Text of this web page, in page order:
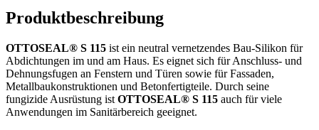
Produktbeschreibung
OTTOSEAL® S 115 ist ein neutral vernetzendes Bau-Silikon für
Abdichtungen im und am Haus. Es eignet sich für Anschluss- und
Dehnungsfugen an Fenstern und Türen sowie für Fassaden,
Metallbaukonstruktionen und Betonfertigteile. Durch seine
fungizide Ausrüstung ist OTTOSEAL® S 115 auch für viele
Anwendungen im Sanitärbereich geeignet.